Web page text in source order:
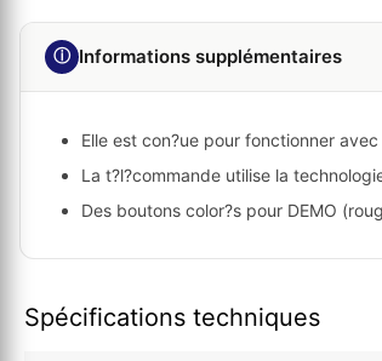
ⓘ Informations supplémentaires
Elle est con?ue pour fonctionner
La t?l?commande utilise la
Des boutons color?s pour DEMO
Spécifications techniques